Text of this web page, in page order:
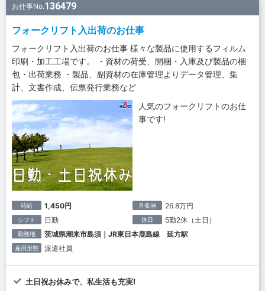
お仕事No.136479
フォークリフト入出荷のお仕事
フォークリフト入出荷のお仕事 様々な製品に使用するフィルム
印刷・加工工場です。 ・資材の荷受、開梱・入庫及び製品の梱
包・出荷業務 ・製品、副資材の在庫管理よりデータ管理、集
計、文書作成、伝票発行業務など
人気のフォークリフトのお仕
事です!
時給 1,450円 月収例 26.8万円
シフト 日勤 休日 5勤2休（土日）
勤務地 茨城県潮来市島須｜JR東日本鹿島線 延方駅
雇用形態 派遣社員
土日祝お休みで、私生活も充実!